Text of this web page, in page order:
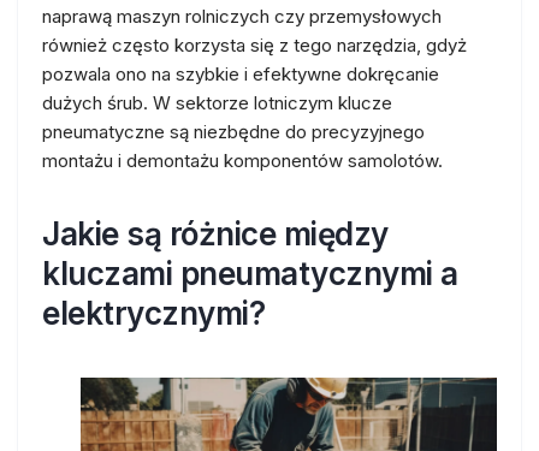
naprawą maszyn rolniczych czy przemysłowych
również często korzysta się z tego narzędzia, gdyż
pozwala ono na szybkie i efektywne dokręcanie
dużych śrub. W sektorze lotniczym klucze
pneumatyczne są niezbędne do precyzyjnego
montażu i demontażu komponentów samolotów.
Jakie są różnice między
kluczami pneumatycznymi a
elektrycznymi?